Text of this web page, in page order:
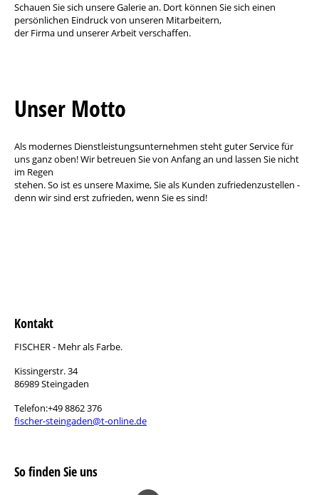
Schauen Sie sich unsere Galerie an. Dort können Sie sich einen
persönlichen Eindruck von unseren Mitarbeitern,
der Firma und unserer Arbeit verschaffen.
Unser Motto
Als modernes Dienstleistungsunternehmen steht guter Service für
uns ganz oben! Wir betreuen Sie von Anfang an und lassen Sie nicht
im Regen
stehen. So ist es unsere Maxime, Sie als Kunden zufriedenzustellen -
denn wir sind erst zufrieden, wenn Sie es sind!
Kontakt
FISCHER - Mehr als Farbe.
Kissingerstr. 34
86989 Steingaden
Telefon:+49 8862 376
fischer-steingaden@t-online.de
So finden Sie uns